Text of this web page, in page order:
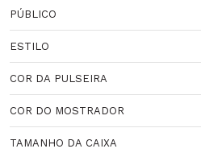
PÚBLICO
ESTILO
COR DA PULSEIRA
COR DO MOSTRADOR
TAMANHO DA CAIXA